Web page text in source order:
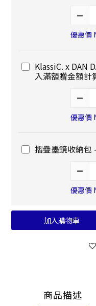
優惠價
KlassiC. x DAN
入滿額贈金額計
優惠價
摺疊墨鏡收納包
優惠價
加入購物車
商品描述